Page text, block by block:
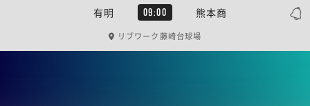
有明 09:00 熊本商
リブワーク藤崎台球場